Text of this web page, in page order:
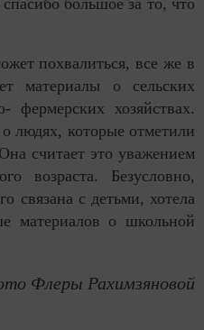
похвалиться, все же в
материалы о сельских
фермерских хозяйствах.
людях, которые отметили
считает это уважением
возраста. Безусловно,
связана с детьми, хотела
материалов о школьной
Флеры Рахимзяновой